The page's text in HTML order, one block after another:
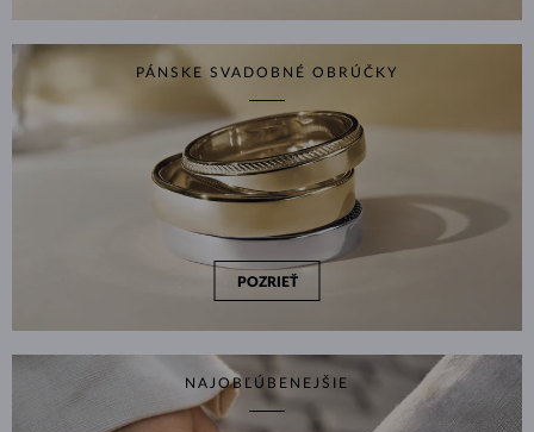
PÁNSKE SVADOBNÉ OBRÚČKY
POZRIEŤ
NAJOBĽÚBENEJŠIE